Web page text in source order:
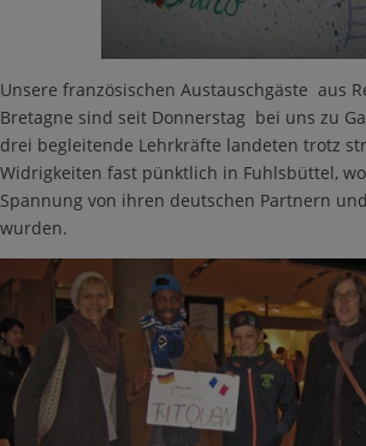
Unsere französischen Austauschgäste aus
Bretagne sind seit Donnerstag bei uns zu
drei begleitende Lehrkräfte landeten trotz
Widrigkeiten fast pünktlich in Fuhlsbüttel,
Spannung von ihren deutschen Partnern
wurden.